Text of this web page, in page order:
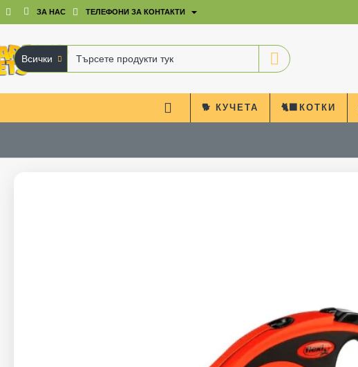
ЗА НАС ТЕЛЕФОНИ ЗА КОНТАКТИ
Всички
Търсете
продукти
тук
🐕 КУЧЕТА 🐈‍⬛КОТКИ